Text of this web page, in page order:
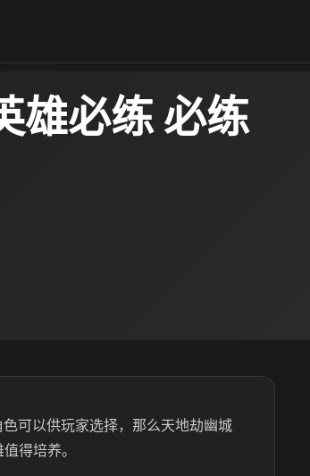
雄必练 必练
可以供玩家选择，那么天地劫幽城
得培养。